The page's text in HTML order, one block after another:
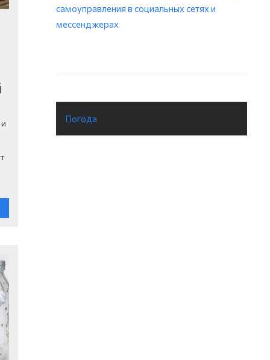
самоуправления в социальных сетях и
мессенджерах
Погода